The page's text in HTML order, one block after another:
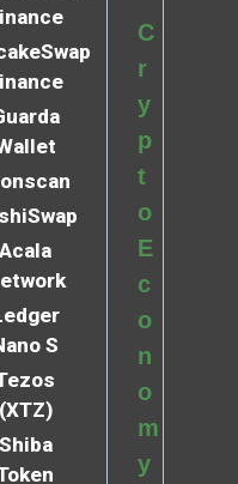
Acala
S
(XTZ)
Shiba
C
r
y
p
t
o
E
c
o
n
o
m
y